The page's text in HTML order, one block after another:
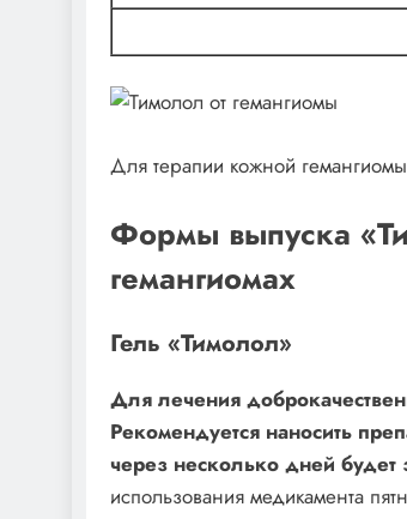
Для терапии кожной
Формы выпуска
гемангиомах
Гель «Тимолол»
Для лечения
Рекомендуется наносить
через несколько дней будет
использования медикамента